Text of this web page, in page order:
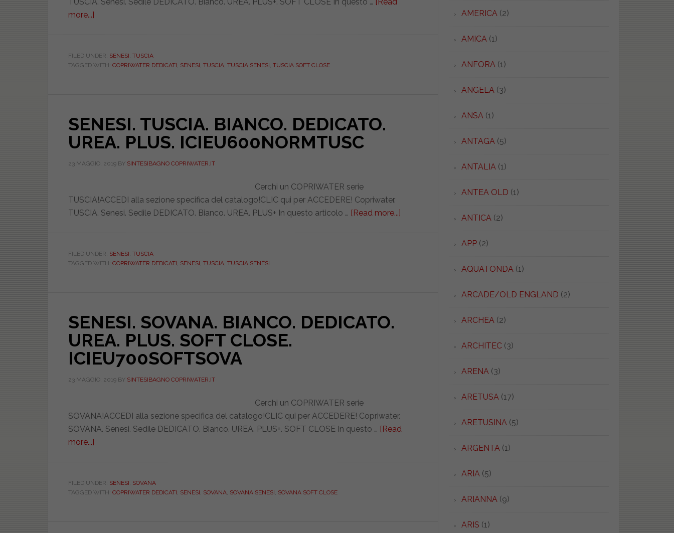
more...]
BIANCO.
DEDICATO.
CLOSE.
ICIEU600SOFTTUSC
FILED UNDER: SENESI, TUSCIA
TAGGED WITH: COPRIWATER DEDICATI, SENESI, TUSCIA, TUSCIA SENESI, TUSCIA SOFT CLOSE
SENESI. TUSCIA. BIANCO. DEDICATO.
UREA. PLUS. ICIEU600NORMTUSC
23 MAGGIO, 2019BY SINTESIBAGNO COPRIWATER.IT
Cerchi un COPRIWATER serie
TUSCIA!ACCEDI alla sezione specifica del catalogo!CLIC qui per ACCEDERE! Copriwater.
TUSCIA. Senesi. Sedile DEDICATO. Bianco. UREA. PLUS+ In questo articolo … [Read more...]
FILED UNDER: SENESI, TUSCIA
TAGGED WITH: COPRIWATER DEDICATI, SENESI, TUSCIA, TUSCIA SENESI
SENESI. SOVANA. BIANCO. DEDICATO.
UREA. PLUS. SOFT CLOSE.
ICIEU700SOFTSOVA
23 MAGGIO, 2019BY SINTESIBAGNO COPRIWATER.IT
Cerchi un COPRIWATER serie
SOVANA!ACCEDI alla sezione specifica del catalogo!CLIC qui per ACCEDERE! Copriwater.
SOVANA. Senesi. Sedile DEDICATO. Bianco. UREA. PLUS+. SOFT CLOSE In questo … [Read
more...]
BIANCO.
DEDICATO.
FILED UNDER: SENESI, SOVANA
TAGGED WITH: COPRIWATER DEDICATI, SENESI, SOVANA, SOVANA SENESI, SOVANA SOFT CLOSE
AMERICA(2)
AMICA(1)
ANFORA(1)
ANGELA(3)
ANSA(1)
ANTAGA(5)
ANTALIA(1)
ANTEA OLD (1)
ANTICA(2)
APP(2)
AQUATONDA(1)
ARCADE/OLD ENGLAND (2)
ARCHEA(2)
ARCHITEC(3)
ARENA(3)
ARETUSA(17)
ARETUSINA(5)
ARGENTA(1)
ARIA(5)
ARIANNA(9)
ARIS (1)